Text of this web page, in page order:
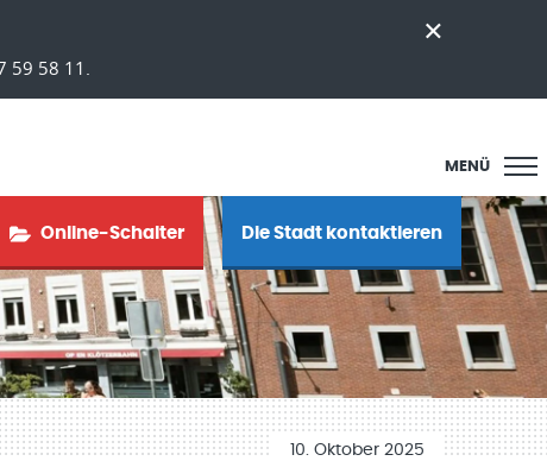
59 58 11.
MENÜ
Online-Schalter Die Stadt kontaktieren
10. Oktober 2025